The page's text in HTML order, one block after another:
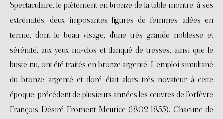
Spectaculaire, le piètement en bronze de la table montre, à ses
extrémités, deux imposantes figures de femmes ailées en
terme, dont le beau visage, d’une très grande noblesse et
sérénité, aux yeux mi-clos et flanqué de tresses, ainsi que le
buste nu, ont été traités en bronze argenté. L’emploi simultané
du bronze argenté et doré était alors très novateur à cette
époque, précédent de plusieurs années les œuvres de l’orfèvre
François-Désiré Froment-Meurice (1802-1855). Chacune de